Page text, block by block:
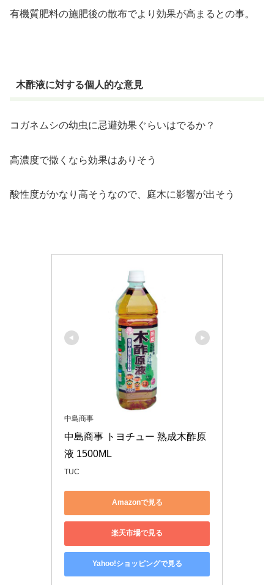
有機質肥料の施肥後の散布でより効果が高まるとの事。
木酢液に対する個人的な意見
コガネムシの幼虫に忌避効果ぐらいはでるか？
高濃度で撒くなら効果はありそう
酸性度がかなり高そうなので、庭木に影響が出そう
中島商事
中島商事 トヨチュー 熟成木酢原
液 1500ML
TUC
Amazonで見る
楽天市場で見る
Yahoo!ショッピングで見る